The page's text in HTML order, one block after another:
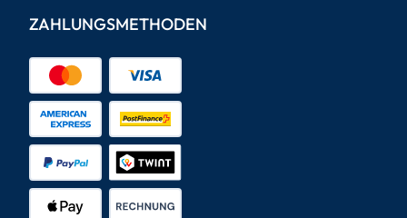
ZAHLUNGSMETHODEN